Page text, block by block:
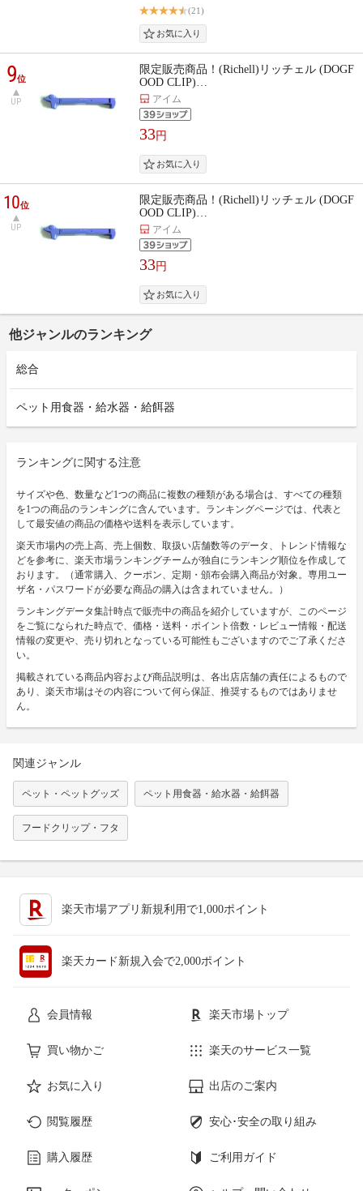
(21)
9位
UP
限定販売商品！(Richell)リッチェル (DOGF
OOD CLIP)…
アイム
33円
10位
UP
限定販売商品！(Richell)リッチェル (DOGF
OOD CLIP)…
アイム
33円
他ジャンルのランキング
総合
ペット用食器・給水器・給餌器
ランキングに関する注意
サイズや色、数量など1つの商品に複数の種類がある場合は、すべての種類
を1つの商品のランキングに含んでいます。ランキングページでは、代表と
して最安値の商品の価格や送料を表示しています。
楽天市場内の売上高、売上個数、取扱い店舗数等のデータ、トレンド情報な
どを参考に、楽天市場ランキングチームが独自にランキング順位を作成して
おります。（通常購入、クーポン、定期・頒布会購入商品が対象。専用ユー
ザ名・パスワードが必要な商品の購入は含まれていません。）
ランキングデータ集計時点で販売中の商品を紹介していますが、このページ
をご覧になられた時点で、価格・送料・ポイント倍数・レビュー情報・配送
情報の変更や、売り切れとなっている可能性もございますのでご了承くださ
い。
掲載されている商品内容および商品説明は、各出店店舗の責任によるもので
あり、楽天市場はその内容について何ら保証、推奨するものではありませ
ん。
関連ジャンル
ペット・ペットグッズ ペット用食器・給水器・給餌器
フードクリップ・フタ
楽天市場アプリ新規利用で1,000ポイント
楽天カード新規入会で2,000ポイント
会員情報 楽天市場トップ
買い物かご 楽天のサービス一覧
お気に入り 出店のご案内
閲覧履歴 安心･安全の取り組み
購入履歴 ご利用ガイド